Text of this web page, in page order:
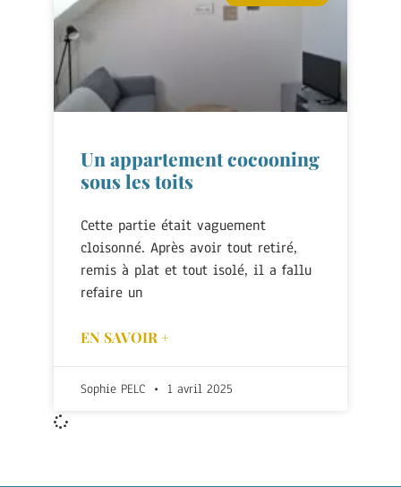
Un appartement cocooning
sous les toits
Cette partie était vaguement
cloisonné. Après avoir tout retiré,
remis à plat et tout isolé, il a fallu
refaire un
EN SAVOIR +
Sophie PELC 1 avril 2025